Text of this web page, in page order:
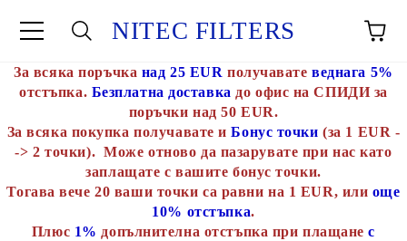
NITEC FILTERS
За всяка поръчка над 25 EUR получавате веднага 5%
отстъпка. Безплатна доставка до офис на СПИДИ за
поръчки над 50 EUR.
За всяка покупка получавате иБонус точки (за 1 EUR -
-> 2 точки). Може отново да пазарувате при нас като
заплащате с вашите бонус точки.
Тогава вече 20 ваши точки са равни на 1 EUR, или още
10% отстъпка.
Плюс 1% допълнителна отстъпка при плащанес